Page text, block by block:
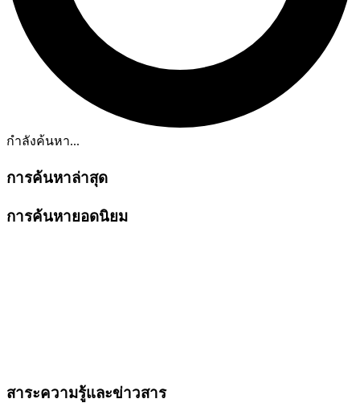
กำลังค้นหา...
การค้นหาล่าสุด
การค้นหายอดนิยม
สาระความรู้และข่าวสาร